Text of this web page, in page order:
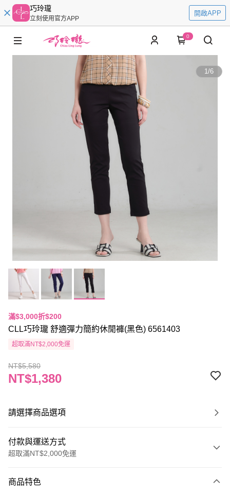
巧玲瓏
立刻使用官方APP
開啟APP
0
1/6
滿$3,000折$200
CLL巧玲瓏 舒適彈力簡約休閒褲(黑色) 6561403
超取滿NT$2,000免運
NT$5,580
NT$1,380
請選擇商品選項
付款與運送方式
超取滿NT$2,000免運
信用卡一次付款
商品特色